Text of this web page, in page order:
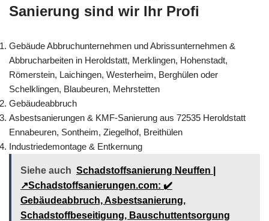
Sanierung sind wir Ihr Profi
Gebäude Abbruchunternehmen und Abrissunternehmen &
Abbrucharbeiten in Heroldstatt, Merklingen, Hohenstadt,
Römerstein, Laichingen, Westerheim, Berghülen oder
Schelklingen, Blaubeuren, Mehrstetten
Gebäudeabbruch
Asbestsanierungen & KMF-Sanierung aus 72535 Heroldstatt
Ennabeuren, Sontheim, Ziegelhof, Breithülen
Industriedemontage & Entkernung
Siehe auch Schadstoffsanierung Neuffen |
↗️Schadstoffsanierungen.com: ✔️
Gebäudeabbruch, Asbestsanierung,
Schadstoffbeseitigung, Bauschuttentsorgung